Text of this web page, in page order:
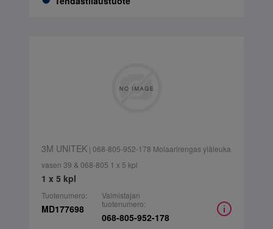
3M UNITEK| 068-805-952-178 Molaarirengas yläleuka
vasen 39 & 068-805 1 x 5 kpl
1 x 5 kpl
Tuotenumero:
MD177698
Valmistajan
tuotenumero:
068-805-952-178